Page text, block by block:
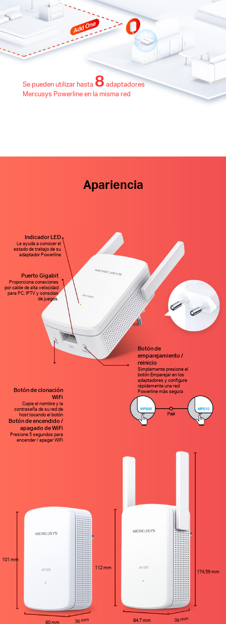
Sepueden utilizarhasta 8 adaptadores
Mercusys Powerline en la misma red
101 mm
60 mm 36 mm
112 mm
84,7 mm 39 mm
174,59 mm
Indicador LED
Le ayuda a conocer el
estado de trabajo de su
adaptador Powerline
Puerto Gigabit
Proporciona conexiones
por cable de alta velocidad
para PC, IPTV y consolas
de juegos.
Botón de clonación
WiFi
Copie el nombre y la
contraseña de su red de
host tocando el botón
Botón de encendido /
apagado de WiFi
Presione 5 segundos para
encender / apagar WiFi
Botón de
emparejamiento /
reinicio
Simplemente presione el
botón Emparejar en los
adaptadores y configure
rápidamente una red
Powerline más segura
Apariencia